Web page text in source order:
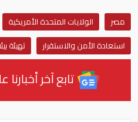
مصر الولايات المتحدة الأمريكية
استعادة الأمن والاستقرار
تهيئة
تابع آخر